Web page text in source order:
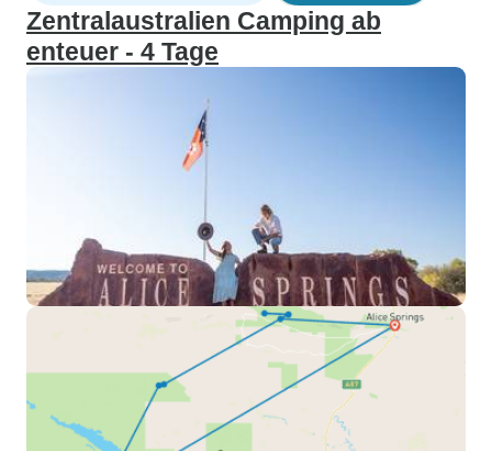
Zentralaustralien Camping ab
enteuer - 4 Tage